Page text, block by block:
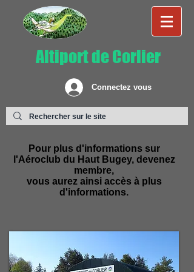
Altiport de Corlier
Connectez vous
Pour plus d'informations sur
l'Aéroclub du Haut Bugey, devenez
membre,
vous aurez ainsi accès à plus
d'informations.